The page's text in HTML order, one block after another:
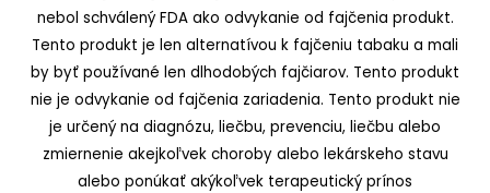
nebol schválený FDA ako odvykanie od fajčenia produkt.
Tento produkt je len alternatívou k fajčeniu tabaku a mali
by byť používané len dlhodobých fajčiarov. Tento produkt
nie je odvykanie od fajčenia zariadenia. Tento produkt nie
je určený na diagnózu, liečbu, prevenciu, liečbu alebo
zmiernenie akejkoľvek choroby alebo lekárskeho stavu
alebo ponúkať akýkoľvek terapeutický prínos